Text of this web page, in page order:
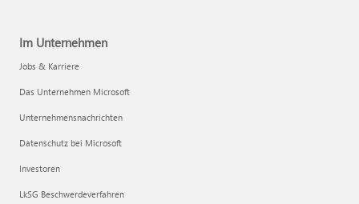
Im Unternehmen
Jobs & Karriere
Das Unternehmen Microsoft
Unternehmensnachrichten
Datenschutz bei Microsoft
Investoren
LkSG Beschwerdeverfahren